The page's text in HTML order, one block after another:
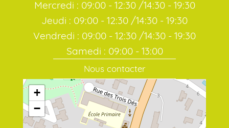
+
−
Mercredi : 09:00 - 12:30 /14:30 - 19:30
Jeudi : 09:00 - 12:30 /14:30 - 19:30
Vendredi : 09:00 - 12:30 /14:30 - 19:30
Samedi : 09:00 - 13:00
Nous contacter